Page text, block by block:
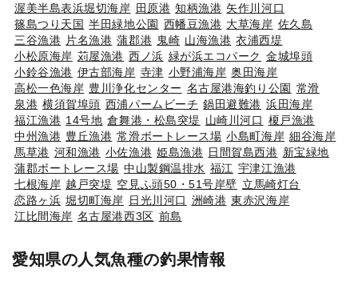
渥美半島表浜堀切海岸 田原港 知柄漁港 矢作川河口
篠島つり天国 半田緑地公園 西幡豆漁港 大草海岸 佐久島
三谷漁港 片名漁港 蒲郡港 鬼崎 山海漁港 衣浦西堤
小松原海岸 苅屋漁港 西ノ浜 緑が浜エコパーク 金城埠頭
小鈴谷漁港 伊古部海岸 寺津 小野浦海岸 奥田海岸
高松一色海岸 豊川浄化センター 名古屋港海釣り公園 常滑
泉港 横須賀埠頭 西浦パームビーチ 鍋田避難港 浜田海岸
福江漁港 14号地 倉舞港・松島突堤 山崎川河口 榎戸漁港
中州漁港 豊丘漁港 常滑ボートレース場 小島町海岸 細谷海岸
馬草港 河和漁港 小佐漁港 姫島漁港 日間賀島西港 新宝緑地
蒲郡ボートレース場 中山製鋼温排水 福江 宇津江漁港
七根海岸 越戸突堤 空見ふ頭50・51号岸壁 立馬崎灯台
恋路ヶ浜 堀切町海岸 日光川河口 洲崎港 東赤沢海岸
江比間海岸 名古屋港西3区 前島
愛知県の人気魚種の釣果情報